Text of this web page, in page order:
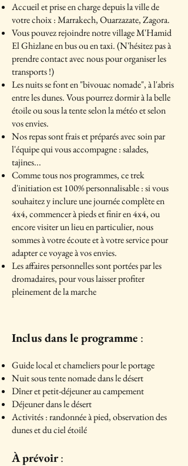
Accueil et prise en charge depuis la ville de
votre choix : Marrakech, Ouarzazate, Zagora.
Vous pouvez rejoindre notre village M'Hamid
El Ghizlane en bus ou en taxi. (N'hésitez pas à
prendre contact avec nous pour organiser les
transports !)
Les nuits se font en "bivouac nomade", à l'abris
entre les dunes. Vous pourrez dormir à la belle
étoile ou sous la tente selon la météo et selon
vos envies.
Nos repas sont frais et préparés avec soin par
l'équipe qui vous accompagne : salades,
tajines...
Comme tous nos programmes, ce trek
d'initiation est 100% personnalisable : si vous
souhaitez y inclure une journée complète en
4x4, commencer à pieds et finir en 4x4, ou
encore visiter un lieu en particulier, nous
sommes à votre écoute et à votre service pour
adapter ce voyage à vos envies.
Les affaires personnelles sont portées par les
dromadaires, pour vous laisser profiter
pleinement de la marche ​
Inclus dans le programme :
Guide local et chameliers pour le portage
Nuit sous tente nomade dans le désert
Dîner et petit-déjeuner au campement
Déjeuner dans le désert
Activités : randonnée à pied, observation des
dunes et du ciel étoilé
À prévoir: